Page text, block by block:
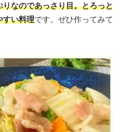
なのであっさり目。とろっと
すい料理です。ぜひ作ってみて